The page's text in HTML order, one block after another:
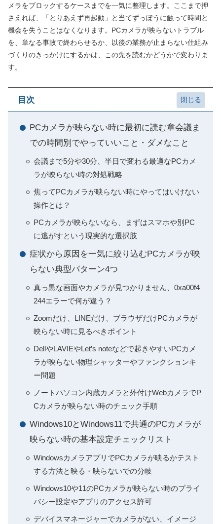
メラをブロックするケースまでを一気に整理します。ここまで押
さえれば、「とりあえず再起動」と当てずっぽうに触って時間と
機会を失うことはなくなります。PCカメラが映らないトラブル
を、単なる事故で終わらせるか、以後の業務が止まらない仕組み
づくりのきっかけにするかは、この先を読むかどうかで変わりま
す。
目次
PCカメラが映らない時に最初に読む章会議ま
での時間別でやっていいこと・ダメなこと
会議まで5分や30分、半日で変わる最適なPCカメ
ラが映らない時の対処戦略
焦ってPCカメラが映らない時にやってはいけない
操作とは？
PCカメラが映らないなら、まずはスマホや別PC
に逃がすという現実的な選択肢
症状から原因を一気に絞り込むPCカメラが映
らない典型パターン4つ
真っ黒な画面やカメラが見つかりません、0xa00f4
244エラーで何が違う？
Zoomだけ、LINEだけ、ブラウザだけPCカメラが
映らない時に見るべきポイント
DellやLAVIEやLet’s noteなどで起きやすいPCカメ
ラが映らない物理シャッターやファンクションキ
ー問題
ノートパソコン内蔵カメラと外付けWebカメラでP
Cカメラが映らない時のチェック手順
Windows10とWindows11で共通のPCカメラが
映らない時の基本設定チェックリスト
WindowsカメラアプリでPCカメラが映るかテスト
する方法と映る・映らないでの分岐
Windows10や11のPCカメラが映らない時のプライ
バシー設定やアプリのアクセス許可
デバイスマネージャーでカメラがない、イメージ